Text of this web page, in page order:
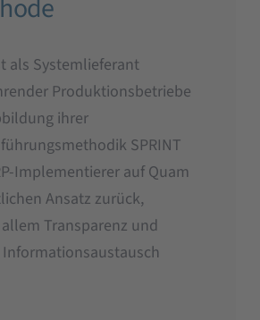
als Systemlieferant
Produktionsbetriebe
ihrer
SPRINT
Implementierer auf Quam
Ansatz zurück,
Transparenz und